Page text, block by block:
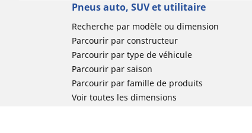
Pneus auto, SUV et utilitaire
Recherche par modèle ou dimension
Parcourir par constructeur
Parcourir par type de véhicule
Parcourir par saison
Parcourir par famille de produits
Voir toutes les dimensions